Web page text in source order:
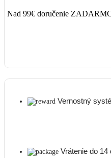
Nad 99€ doručenie
Vernostný
Vrátenie do 14